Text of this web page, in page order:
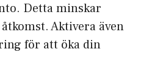
Detta minskar
Aktivera även
för att öka din